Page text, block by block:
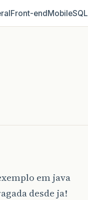
Front‑endMobileSQL
em java
desde ja!